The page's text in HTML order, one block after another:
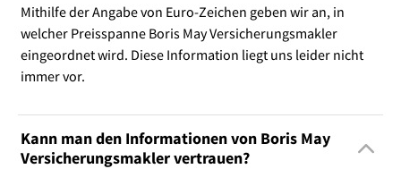
Mithilfe der Angabe von Euro-Zeichen geben wir an, in
welcher Preisspanne Boris May Versicherungsmakler
eingeordnet wird. Diese Information liegt uns leider nicht
immer vor.
Kann man den Informationen von Boris May
Versicherungsmakler vertrauen?